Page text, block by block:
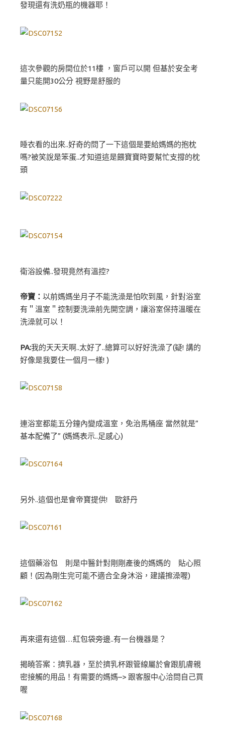
發現還有洗奶瓶的機器耶！
這次參觀的房間位於11樓 ，窗戶可以開 但基於安全考
量只能開30公分 視野是舒服的
睡衣看的出來..好奇的問了一下這個是要給媽媽的抱枕
嗎?被笑說是笨蛋..才知道這是餵寶寶時要幫忙支撐的枕
頭
衛浴設備..發現竟然有溫控?
帝寶： 以前媽媽坐月子不能洗澡是怕吹到風，針對浴室
有＂溫室＂控制要洗澡前先開空調，讓浴室保持溫暖在
洗澡就可以！
PA:我的天天天啊..太好了..總算可以好好洗澡了(疑! 講的
好像是我要住一個月一樣! )
連浴室都能五分鐘內變成溫室，免治馬桶座 當然就是”
基本配備了” (媽媽表示..足感心)
另外..這個也是會帝寶提供! 歐舒丹
這個藥浴包 則是中醫針對剛剛產後的媽媽的 貼心照
顧！(因為剛生完可能不適合全身沐浴，建議擦澡喔)
再來還有這個…紅包袋旁邊..有一台機器是？
揭曉答案：擠乳器，至於擠乳杯跟管線屬於會跟肌膚親
密接觸的用品！有需要的媽媽–> 跟客服中心洽問自己買
喔